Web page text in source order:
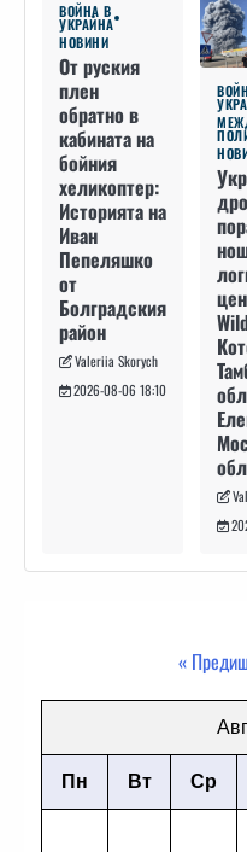
ВОЙНА В
УКРАЙНА
НОВИНИ
От руския
плен
обратно в
кабината на
бойния
хеликоптер:
Историята на
Иван
Пепеляшко
от
Болградския
район
Valeriia Skorych
2026-08-06 18:10
«
Пн Вт Ср